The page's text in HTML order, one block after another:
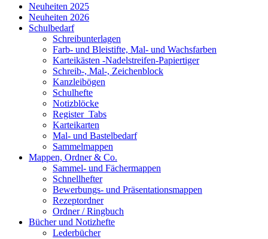
Neuheiten 2025
Neuheiten 2026
Schulbedarf
Schreibunterlagen
Farb- und Bleistifte, Mal- und Wachsfarben
Karteikästen -Nadelstreifen-Papiertiger
Schreib-, Mal-, Zeichenblock
Kanzleibögen
Schulhefte
Notizblöcke
Register_Tabs
Karteikarten
Mal- und Bastelbedarf
Sammelmappen
Mappen, Ordner & Co.
Sammel- und Fächermappen
Schnellhefter
Bewerbungs- und Präsentationsmappen
Rezeptordner
Ordner / Ringbuch
Bücher und Notizhefte
Lederbücher